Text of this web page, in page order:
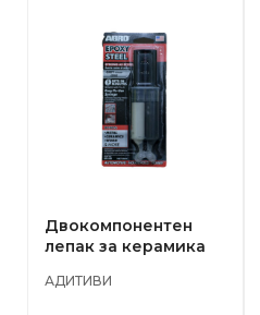
Двокомпонентен
лепак за керамика
АДИТИВИ